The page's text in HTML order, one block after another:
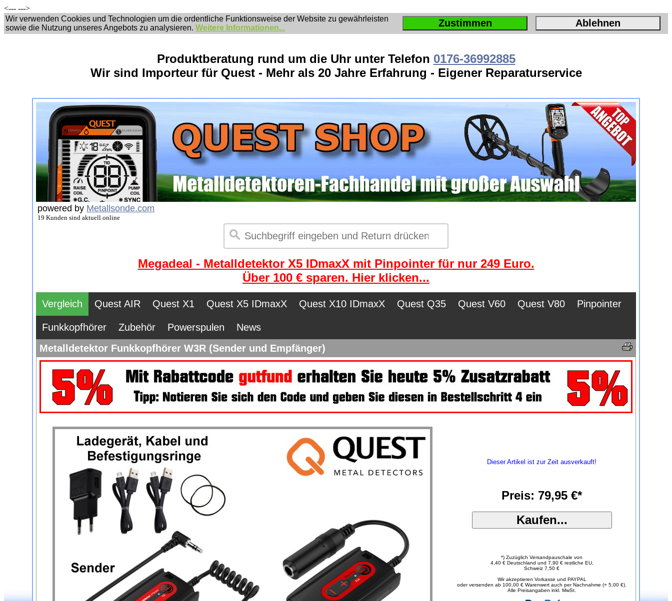
<--- --->
Wir verwenden Cookies und Technologien um die ordentliche Funktionsweise der Website zu gewährleisten
sowie die Nutzung unseres Angebots zu analysieren. Weitere Informationen... Zustimmen Ablehnen
Produktberatung rund um die Uhr unter Telefon 0176-36992885
Wir sind Importeur für Quest - Mehr als 20 Jahre Erfahrung - Eigener Reparaturservice
powered by Metallsonde.com
19 Kunden sind aktuell online
Megadeal - Metalldetektor X5 IDmaxX mit Pinpointer für nur 249 Euro.
Über 100 € sparen. Hier klicken...
Vergleich Quest AIR Quest X1 Quest X5 IDmaxX Quest X10 IDmaxX Quest Q35 Quest V60 Quest V80 Pinpointer
Funkkopfhörer Zubehör Powerspulen
News
Metalldetektor Funkkopfhörer W3R (Sender und Empfänger)
Dieser Artikel ist zur Zeit ausverkauft!
Preis: 79,95 €*
*) Zuzüglich Versandpauschale von
4,40 € Deutschland und 7,90 € restliche EU,
Schweiz 7,50 €
Wir akzeptieren Vorkasse und PAYPAL
oder versenden ab 100,00 € Warenwert auch per Nachnahme (+ 5,00 €).
Alle Preisangaben inkl. MwSt.